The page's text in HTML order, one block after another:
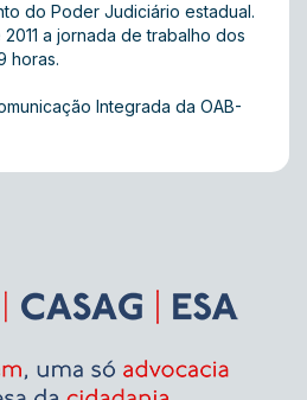
do Poder Judiciário estadual.
a jornada de trabalho dos
horas.
Integrada da OAB-